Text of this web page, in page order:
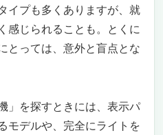
イプも多くありますが、就
感じられることも。とくに
とっては、意外と盲点とな
」を探すときには、表示パ
モデルや、完全にライトを